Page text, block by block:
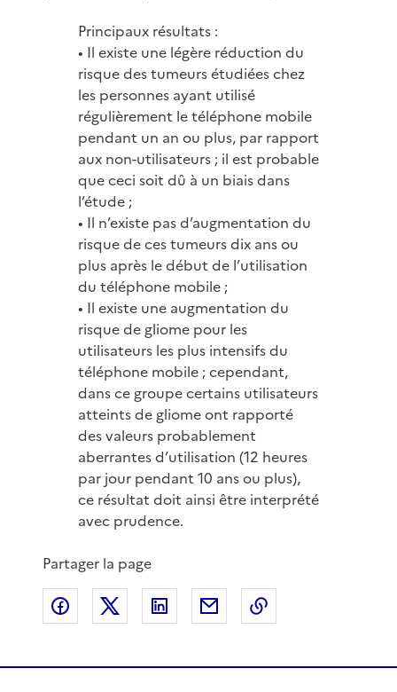
Principaux résultats :
• Il existe une légère réduction du
risque des tumeurs étudiées chez
les personnes ayant utilisé
régulièrement le téléphone mobile
pendant un an ou plus, par rapport
aux non-utilisateurs ; il est probable
que ceci soit dû à un biais dans
l’étude ;
• Il n’existe pas d’augmentation du
risque de ces tumeurs dix ans ou
plus après le début de l’utilisation
du téléphone mobile ;
• Il existe une augmentation du
risque de gliome pour les
utilisateurs les plus intensifs du
téléphone mobile ; cependant,
dans ce groupe certains utilisateurs
atteints de gliome ont rapporté
des valeurs probablement
aberrantes d’utilisation (12 heures
par jour pendant 10 ans ou plus),
ce résultat doit ainsi être interprété
avec prudence.
Partager la page
Partager sur Facebook
Partager sur XPartager sur LinkedIn
Partager par email